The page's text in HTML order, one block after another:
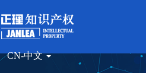
CN-中文